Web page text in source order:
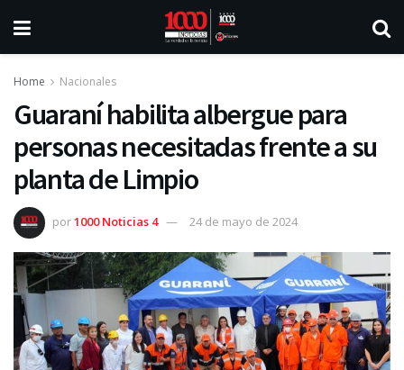
Home Nacionales
Guaraní habilita albergue para
personas necesitadas frente a su
planta de Limpio
por1000 Noticias 4 24 de mayo de 2024